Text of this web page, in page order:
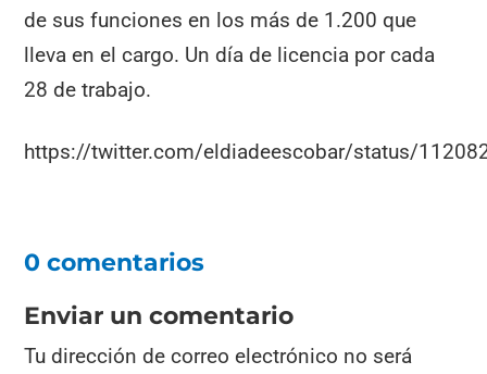
de sus funciones en los más de 1.200 que
lleva en el cargo. Un día de licencia por cada
28 de trabajo.
https://twitter.com/eldiadeescobar/status/
0 comentarios
Enviar un comentario
Tu dirección de correo electrónico no será